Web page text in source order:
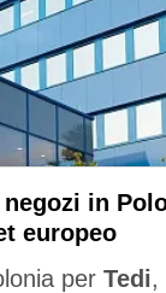
in
europeo
per Tedi,